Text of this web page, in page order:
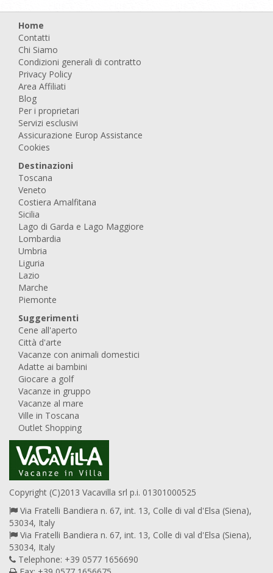
Home
Contatti
Chi Siamo
Condizioni generali di contratto
Privacy Policy
Area Affiliati
Blog
Per i proprietari
Servizi esclusivi
Assicurazione Europ Assistance
Cookies
Destinazioni
Toscana
Veneto
Costiera Amalfitana
Sicilia
Lago di Garda e Lago Maggiore
Lombardia
Umbria
Liguria
Lazio
Marche
Piemonte
Suggerimenti
Cene all'aperto
Città d'arte
Vacanze con animali domestici
Adatte ai bambini
Giocare a golf
Vacanze in gruppo
Vacanze al mare
Ville in Toscana
Outlet Shopping
Copyright (C)2013 Vacavilla srl p.i. 01301000525
Via Fratelli Bandiera n. 67, int. 13, Colle di val d'Elsa (Siena),
53034, Italy
Via Fratelli Bandiera n. 67, int. 13, Colle di val d'Elsa (Siena),
53034, Italy
Telephone: +39 0577 1656690